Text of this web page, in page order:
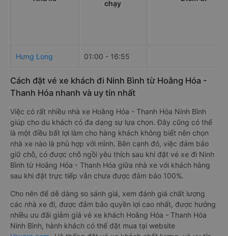
chạy
Hưng Long 01:00 - 16:55
Cách đặt vé xe khách đi Ninh Bình từ Hoằng Hóa -
Thanh Hóa nhanh và uy tín nhất
Việc có rất nhiều nhà xe Hoằng Hóa - Thanh Hóa Ninh Bình
giúp cho du khách có đa dạng sự lựa chọn. Đây cũng có thể
là một điều bất lợi làm cho hàng khách không biết nên chọn
nhà xe nào là phù hợp với mình. Bên cạnh đó, việc đảm bảo
giữ chỗ, có được chỗ ngồi yêu thích sau khi đặt vé xe đi Ninh
Bình từ Hoằng Hóa - Thanh Hóa giữa nhà xe với khách hàng
sau khi đặt trực tiếp vẫn chưa được đảm bảo 100%.
Cho nên để dễ dàng so sánh giá, xem đánh giá chất lượng
các nhà xe đi, được đảm bảo quyền lợi cao nhất, được hưởng
nhiều ưu đãi giảm giá vé xe khách Hoằng Hóa - Thanh Hóa
Ninh Bình, hành khách có thể đặt mua tại website